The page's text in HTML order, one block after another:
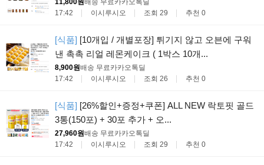
11,800원배송 무료카카오톡딜
17:42
이시루시오 조회 29 추천 0
[식품] [10개입 / 개별포장] 튀기지 않고 오븐에 구워
낸 촉촉 리얼 레몬케이크 ( 1박스 10개...
8,900원배송 무료카카오톡딜
17:42
이시루시오 조회 26 추천 0
[식품] [26%할인+증정+쿠폰] ALL NEW 락토핏 골드
3통(150포) + 30포 추가 + 오...
27,960원배송 무료카카오톡딜
17:42
이시루시오 조회 29 추천 0